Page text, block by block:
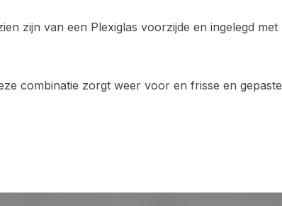
zijn van een Plexiglas voorzijde en ingelegd met
combinatie zorgt weer voor en frisse en gepaste